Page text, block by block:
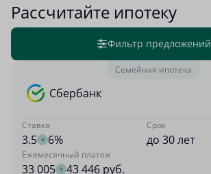
Рассчитайте ипотеку
Фильтр предложений
Семейная ипотека
Сбербанк
Ставка
3.5 6%
Срок
до 30 лет
Ежемесячный платеж
33 005 43 446 руб.